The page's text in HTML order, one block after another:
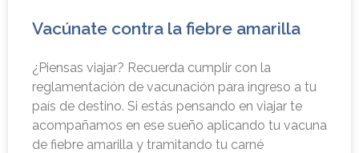
Vacúnate contra la fiebre amarilla
¿Piensas viajar? Recuerda cumplir con la
reglamentación de vacunación para ingreso a tu
país de destino. Si estás pensando en viajar te
acompañamos en ese sueño aplicando tu vacuna
de fiebre amarilla y tramitando tu carné